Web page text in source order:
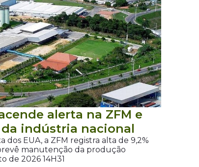
alerta na ZFM e
indústria nacional
dos EUA, a ZFM registra alta de 9,2%
manutenção da produção
de 2026 14H31